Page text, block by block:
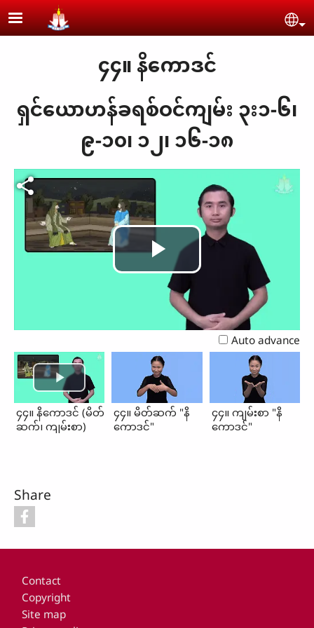
Skip to main content
၄၄။ နိကောဒင်
ရှင်ယောဟန်ခရစ်ဝင်ကျမ်း ၃း၁-၆၊
၉-၁၀၊ ၁၂၊ ၁၆-၁၈
Play
Video
Auto advance
၄၄။ နိကောဒင် (မိတ်
ဆက်၊ ကျမ်းစာ)
၄၄။ မိတ်ဆက် "နိ
ကောဒင်"
၄၄။ ကျမ်းစာ "နိ
ကောဒင်"
Share
Contact
Copyright
Site map